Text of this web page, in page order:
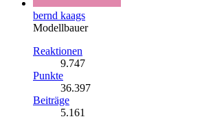
bernd kaags
Modellbauer
Reaktionen
9.747
Punkte
36.397
Beiträge
5.161